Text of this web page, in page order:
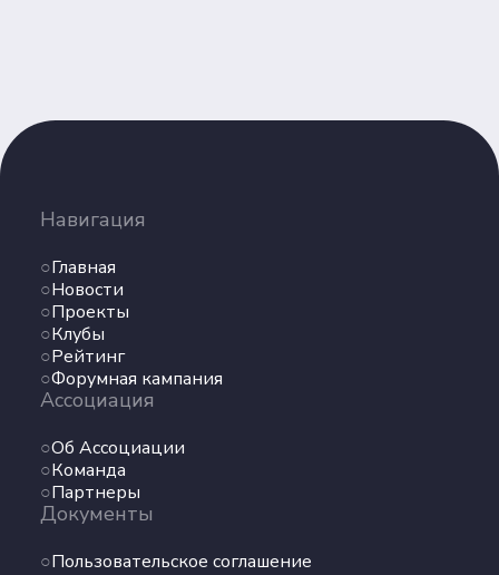
Навигация
Главная
Новости
Проекты
Клубы
Рейтинг
Форумная кампания
Ассоциация
Об Ассоциации
Команда
Партнеры
Документы
Пользовательское соглашение
Политика обеспечения безопасности
персональных данных
сети
Телеграм
ВКонтакте
Max